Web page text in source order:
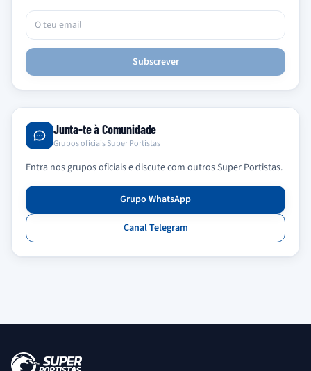
Subscrever
Junta-te à Comunidade
Grupos oficiais Super Portistas
Entra nos grupos oficiais e discute com outros Super Portistas.
Grupo WhatsApp
Canal Telegram